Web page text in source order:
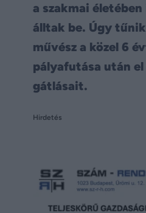
a szakmai
álltak be. Úgy
művész a közel 6
pályafutása után
gátlásait.
Hirdetés